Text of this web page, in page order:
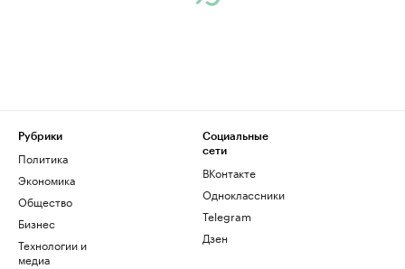
Рубрики
Политика
Экономика
Общество
Бизнес
Технологии и
медиа
Социальные
сети
ВКонтакте
Одноклассники
Telegram
Дзен